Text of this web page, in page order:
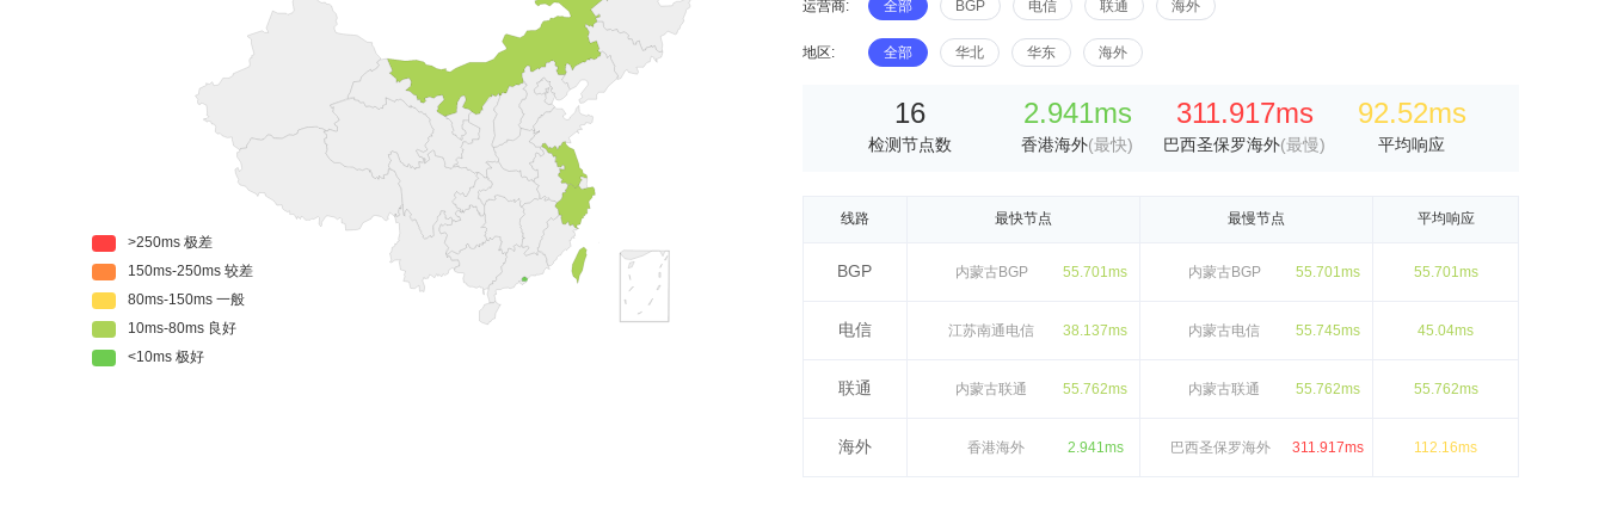
运营商: 全部 BGP 电信 联通 海外
地区: 全部 华北 华东 海外
16
检测节点数
2.941ms
香港海外(最快)
311.917ms
巴西圣保罗海外(最慢)
92.52ms
平均响应
线路 最快节点 最慢节点 平均响应
BGP 内蒙古BGP 55.701ms 内蒙古BGP 55.701ms 55.701ms
电信 江苏南通电信 38.137ms 内蒙古电信 55.745ms 45.04ms
联通 内蒙古联通 55.762ms 内蒙古联通 55.762ms 55.762ms
海外 香港海外 2.941ms 巴西圣保罗海外 311.917ms 112.16ms